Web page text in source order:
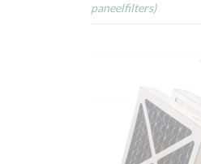
paneelfilters)